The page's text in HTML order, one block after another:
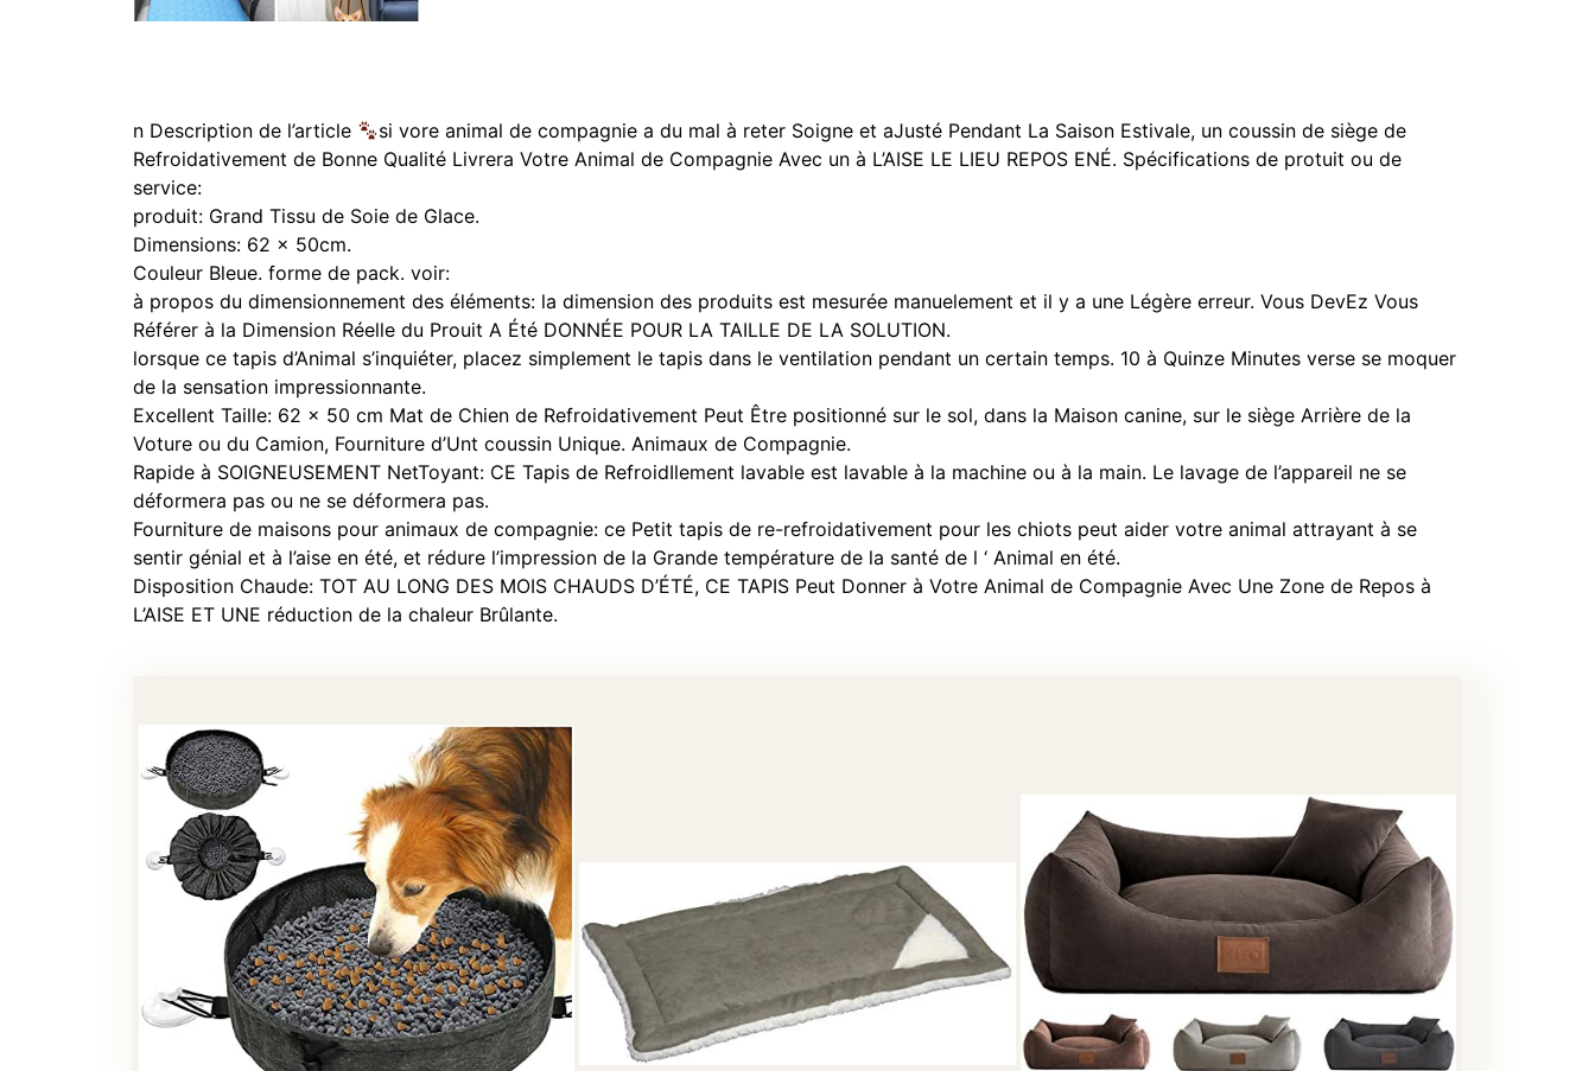
n Description de l’article
si vore animal de compagnie a du mal à reter Soigne et aJusté Pendant La Saison Estivale, un coussin de siège de
Refroidativement de Bonne Qualité Livrera Votre Animal de Compagnie Avec un à L’AISE LE LIEU REPOS ENÉ. Spécifications de protuit ou de
service:
produit: Grand Tissu de Soie de Glace.
Dimensions: 62 x 50cm.
Couleur Bleue. forme de pack. voir:
à propos du dimensionnement des éléments: la dimension des produits est mesurée manuelement et il y a une Légère erreur. Vous DevEz Vous
Référer à la Dimension Réelle du Prouit A Été DONNÉE POUR LA TAILLE DE LA SOLUTION.
lorsque ce tapis d’Animal s’inquiéter, placez simplement le tapis dans le ventilation pendant un certain temps. 10 à Quinze Minutes verse se moquer
de la sensation impressionnante.
Excellent Taille: 62 x 50 cm Mat de Chien de Refroidativement Peut Être positionné sur le sol, dans la Maison canine, sur le siège Arrière de la
Voture ou du Camion, Fourniture d’Unt coussin Unique. Animaux de Compagnie.
Rapide à SOIGNEUSEMENT NetToyant: CE Tapis de RefroidIlement lavable est lavable à la machine ou à la main. Le lavage de l’appareil ne se
déformera pas ou ne se déformera pas.
Fourniture de maisons pour animaux de compagnie: ce Petit tapis de re-refroidativement pour les chiots peut aider votre animal attrayant à se
sentir génial et à l’aise en été, et rédure l’impression de la Grande température de la santé de l ‘ Animal en été.
Disposition Chaude: TOT AU LONG DES MOIS CHAUDS D’ÉTÉ, CE TAPIS Peut Donner à Votre Animal de Compagnie Avec Une Zone de Repos à
L’AISE ET UNE réduction de la chaleur Brûlante.